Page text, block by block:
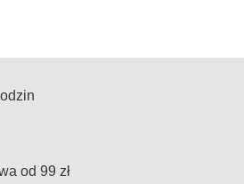
od 99 zł